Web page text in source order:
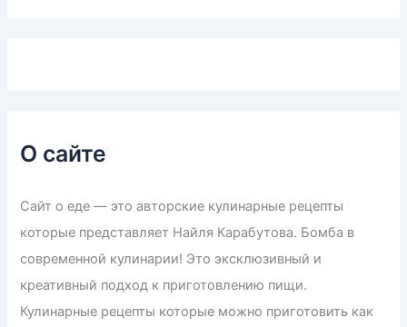
О сайте
Сайт о еде — это авторские кулинарные рецепты
которые представляет Найля Карабутова. Бомба в
современной кулинарии! Это эксклюзивный и
креативный подход к приготовлению пищи.
Кулинарные рецепты которые можно приготовить как